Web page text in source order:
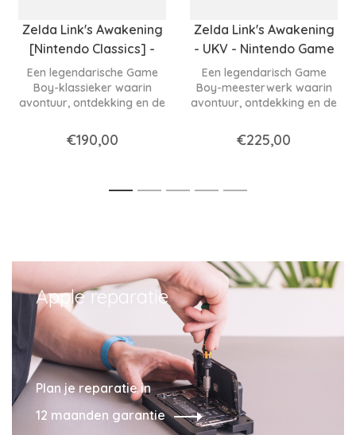
Zelda Link's Awakening
[Nintendo Classics] -
UKV - Nintendo Game
Boy
Een legendarische Game
Boy-klassieker waarin
avontuur, ontdekking en de
samenkomen in één van de
mooiste handheld-games
€190,00
Zelda Link's Awakening
- UKV - Nintendo Game
Boy
Een legendarisch Game
Boy-meesterwerk waarin
avontuur, ontdekking en de
samenkomen in één van de
mooiste handheld-games
€225,00
1 2 3 4 5
Apple reparatie
Plan je reparatie in
12 maanden garantie